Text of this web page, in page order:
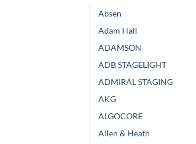
Absen
Adam Hall
ADAMSON
ADB STAGELIGHT
ADMIRAL STAGING
AKG
ALGOCORE
Allen & Heath